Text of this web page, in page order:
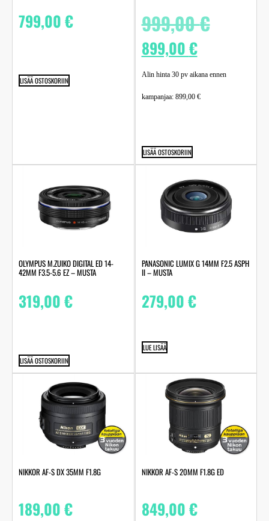
799,00€
LISÄÄ OSTOSKORIIN
999,00€
899,00€
Alin hinta 30 pv aikana ennen
kampanjaa: 899,00 €
LISÄÄ OSTOSKORIIN
OLYMPUS M.ZUIKO DIGITAL ED 14-
42MM F3.5-5.6 EZ – MUSTA
319,00€
LISÄÄ OSTOSKORIIN
PANASONIC LUMIX G 14MM F2.5 ASPH
II – MUSTA
279,00€
LUE LISÄÄ
NIKKOR AF-S DX 35MM F1.8G
189,00€
NIKKOR AF-S 20MM F1.8G ED
849,00€